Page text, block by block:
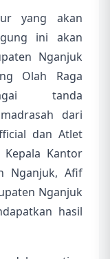
yang akan
ini akan
Nganjuk
Olah Raga
tanda
dari
dan Atlet
Kantor
Nganjuk, Afif
Nganjuk
hasil